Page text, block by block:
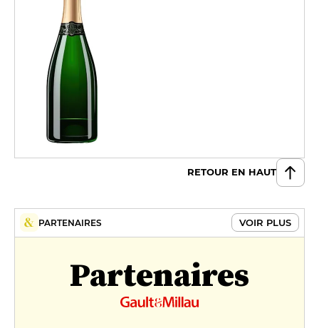
RETOUR EN HAUT
PARTENAIRES VOIR PLUS
Partenaires